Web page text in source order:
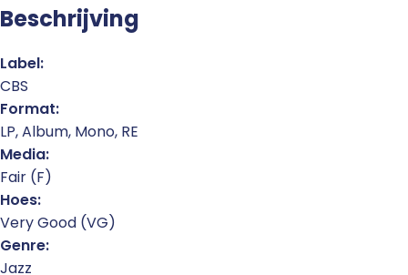
Beschrijving
Label:
CBS
Format:
LP, Album, Mono, RE
Media:
Fair (F)
Hoes:
Very Good (VG)
Genre:
Jazz